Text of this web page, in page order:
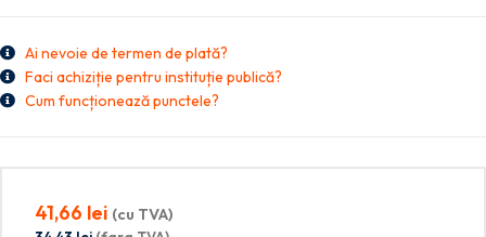
Ai nevoie de termen de plată?
Faci achiziție pentru instituție publică?
Cum funcționează punctele?
41,66 lei (cu TVA)